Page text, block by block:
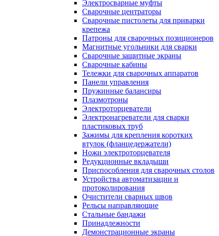
Электросварные муфты
Сварочные центраторы
Сварочные пистолеты для приварки
крепежа
Патроны для сварочных позиционеров
Магнитные угольники для сварки
Сварочные защитные экраны
Сварочные кабины
Тележки для сварочных аппаратов
Панели управления
Пружинные балансиры
Плазмотроны
Электроторцеватели
Электронагреватели для сварки
пластиковых труб
Зажимы для крепления коротких
втулок (фланцедержатели)
Ножи электроторцевателя
Редукционные вкладыши
Приспособления для сварочных столов
Устройства автоматизации и
протоколирования
Очистители сварных швов
Рельсы направляющие
Стальные бандажи
Принадлежности
Демонстрационные экраны